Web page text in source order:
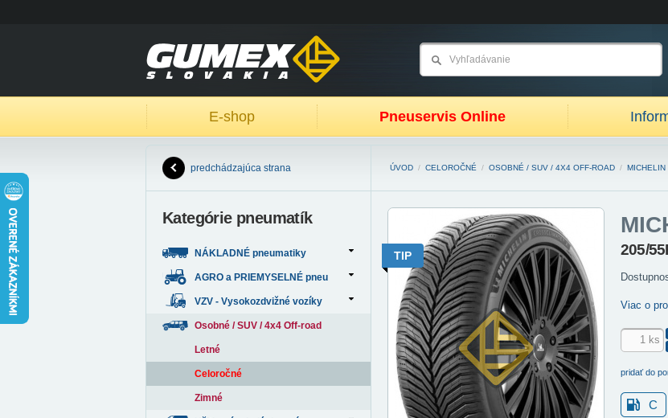
E-shop Pneuservis Online
ÚVOD / CELOROČNÉ / OSOBNÉ / SUV / 4X4 OFF-ROAD / MICHELIN
205/
Viac o
pridať do
C
TIP
predchádzajúca strana
Kategórie pneumatík
NÁKLADNÉ pneumatiky
AGRO a PRIEMYSELNÉ pneu
VZV - Vysokozdvižné vozíky
Osobné / SUV / 4x4 Off-road
Letné
Celoročné
Zimné